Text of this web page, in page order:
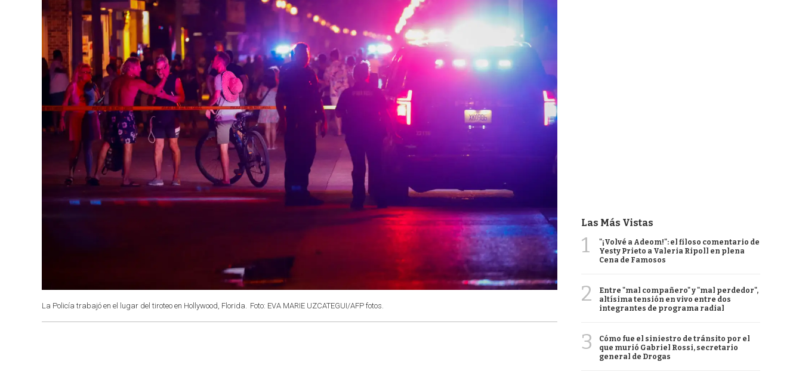
La Policía trabajó en el lugar del tiroteo en Hollywood, Florida. Foto: EVA MARIE UZCATEGUI/AFP fotos.
Las Más Vistas
1
"¡Volvé a Adeom!": el filoso comentario de
Yesty Prieto a Valeria Ripoll en plena
Cena de Famosos
2
Entre "mal compañero" y "mal perdedor",
altísima tensión en vivo entre dos
integrantes de programa radial
3
Cómo fue el siniestro de tránsito por el
que murió Gabriel Rossi, secretario
general de Drogas